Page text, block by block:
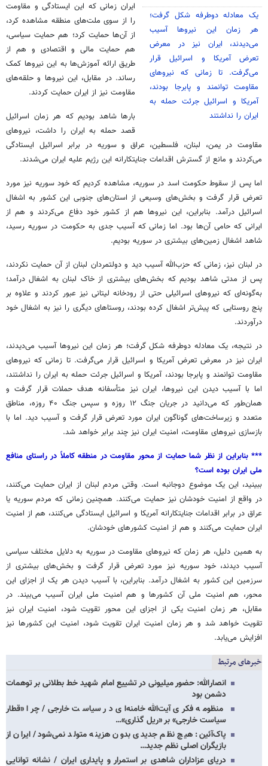
یک معادله دوطرفه شکل گرفت؛
هر زمان این نیروها آسیب
می‌دیدند، ایران نیز در معرض
تعرض آمریکا و اسرائیل قرار
می‌گرفت. تا زمانی که نیروهای
مقاومت توانمند و پابرجا بودند،
آمریکا و اسرائیل جرئت حمله به
ایران را نداشتند
ایران زمانی که این ایستادگی و مقاومت
را از سوی ملت‌های منطقه مشاهده کرد،
از آن‌ها حمایت کرد؛ هم حمایت سیاسی،
هم حمایت مالی و اقتصادی و هم از
طریق ارائه آموزش‌ها به این نیروها کمک
رساند. در مقابل، این نیروها و حلقه‌های
مقاومت نیز از ایران حمایت کردند.
بارها شاهد بودیم که هر زمان اسرائیل
قصد حمله به ایران را داشت، نیروهای
مقاومت در یمن، لبنان، فلسطین، عراق و سوریه در برابر اسرائیل ایستادگی
می‌کردند و مانع از گسترش اقدامات جنایتکارانه این رژیم علیه ایران می‌شدند.
اما پس از سقوط حکومت اسد در سوریه، مشاهده کردیم که خود سوریه نیز مورد
تعرض قرار گرفت و بخش‌های وسیعی از استان‌های جنوبی این کشور به اشغال
اسرائیل درآمد. بنابراین، این نیروها هم از کشور خود دفاع می‌کردند و هم از
ایرانی که حامی آن‌ها بود. اما زمانی که آسیب جدی به حکومت در سوریه رسید،
شاهد اشغال زمین‌های بیشتری در سوریه بودیم.
در لبنان نیز، زمانی که حزب‌الله آسیب دید و دولتمردان لبنان از آن حمایت نکردند،
پس از مدتی شاهد بودیم که بخش‌های بیشتری از خاک لبنان به اشغال درآمد؛
به‌گونه‌ای که نیروهای اسرائیلی حتی از رودخانه لیتانی نیز عبور کردند و علاوه بر
پنج روستایی که پیش‌تر اشغال کرده بودند، روستاهای دیگری را نیز به اشغال خود
درآوردند.
در نتیجه، یک معادله دوطرفه شکل گرفت؛ هر زمان این نیروها آسیب می‌دیدند،
ایران نیز در معرض تعرض آمریکا و اسرائیل قرار می‌گرفت. تا زمانی که نیروهای
مقاومت توانمند و پابرجا بودند، آمریکا و اسرائیل جرئت حمله به ایران را نداشتند،
اما با آسیب دیدن این نیروها، ایران نیز متأسفانه هدف حملات قرار گرفت و
همان‌طور که می‌دانید در جریان جنگ ۱۲ روزه و سپس جنگ ۴۰ روزه، مناطق
متعدد و زیرساخت‌های گوناگون ایران مورد تعرض قرار گرفت و آسیب دید. اما با
بازسازی نیروهای مقاومت، امنیت ایران نیز چند برابر خواهد شد.
*** بنابراین از نظر شما حمایت از محور مقاومت در منطقه کاملاً در راستای منافع
ملی ایران بوده است؟
ببینید، این یک موضوع دوجانبه است. وقتی مردم لبنان از ایران حمایت می‌کنند،
در واقع از امنیت خودشان نیز حمایت می‌کنند. همچنین زمانی که مردم سوریه یا
عراق در برابر اقدامات جنایتکارانه آمریکا و اسرائیل ایستادگی می‌کنند، هم از امنیت
ایران حمایت می‌کنند و هم از امنیت کشورهای خودشان.
به همین دلیل، هر زمان که نیروهای مقاومت در سوریه به دلایل مختلف سیاسی
آسیب دیدند، خود سوریه نیز مورد تعرض قرار گرفت و بخش‌های بیشتری از
سرزمین این کشور به اشغال درآمد. بنابراین، با آسیب دیدن هر یک از اجزای این
محور، هم امنیت ملی آن کشورها و هم امنیت ملی ایران آسیب می‌بیند. در
مقابل، هر زمان امنیت یکی از اجزای این محور تقویت شود، امنیت ایران نیز
تقویت خواهد شد و هر زمان امنیت ایران تقویت شود، امنیت این کشورها نیز
افزایش می‌یابد.
خبرهای مرتبط
انصارالله: حضور میلیونی در تشییع امام شهید خط بطلانی بر توهمات
دشمن بود
منظومه فکری آیت‌الله خامنه‌ای در سیاست خارجی/ چرا «قطار
سیاست خارجی» بر «ریل گذاری»…
پاک‌آئین: هیچ نظم جدیدی بدون هزینه متولد نمی‌شود/ ایران از
بازیگران اصلی نظم جدید…
دریای عزاداران شاهدی بر استمرار و پایداری ایران / نشانه توانایی